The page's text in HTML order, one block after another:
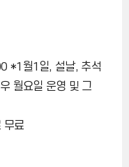
*1월1일, 설날, 추석
월요일 운영 및 그
무료